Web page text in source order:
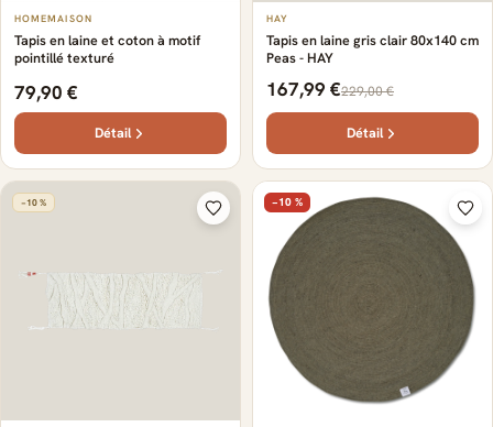
HOMEMAISON
Tapis en laine et coton à motif
pointillé texturé
79,90 €
Détail
HAY
Tapis en laine gris clair 80x140 cm
Peas - HAY
167,99 €229,00 €
Détail
−10 % −10 %